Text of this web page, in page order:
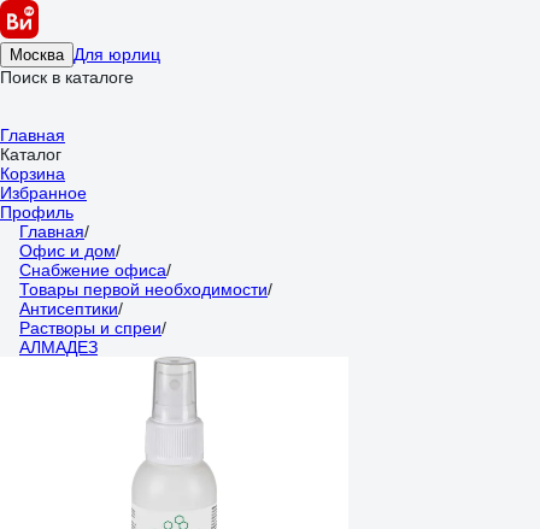
Москва Для юрлиц
Поиск в каталоге
Главная
Каталог
Корзина
Избранное
Профиль
Главная/
Офис и дом/
Снабжение офиса/
Товары первой необходимости/
Антисептики/
Растворы и спреи/
АЛМАДЕЗ